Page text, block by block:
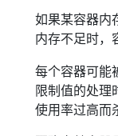
如果某容器内
内存不足时，
每个容器可能
限制值的处理
使用率过高而